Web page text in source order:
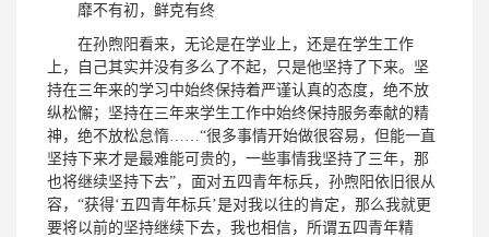
靡不有初，鲜克有终
在孙煦阳看来，无论是在学业上，还是在学生工作
上，自己其实并没有多么了不起，只是他坚持了下来。坚
持在三年来的学习中始终保持着严谨认真的态度，绝不放
纵松懈；坚持在三年来学生工作中始终保持服务奉献的精
神，绝不放松怠惰……“很多事情开始做很容易，但能一直
坚持下来才是最难能可贵的，一些事情我坚持了三年，那
也将继续坚持下去”，面对五四青年标兵，孙煦阳依旧很从
容，“获得‘五四青年标兵’是对我以往的肯定，那么我就更
要将以前的坚持继续下去，我也相信，所谓五四青年精